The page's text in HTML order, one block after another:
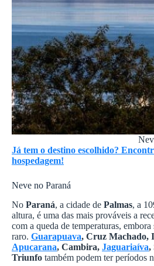
Já tem o destino escolhido?
hospedagem!
Neve no Paraná
No Paraná, a cidade de Palmas, a
altura, é uma das mais prováveis a
com a queda de temperaturas, embora
raro. Guarapuava, Cruz Machado,
Apucarana, Cambira, Jaguariaíva,
Triunfo também podem ter períodos